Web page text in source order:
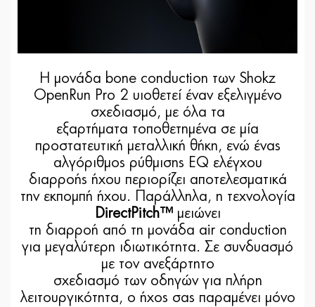
Η μονάδα bone conduction των Shokz
OpenRun Pro 2 υιοθετεί έναν εξελιγμένο
σχεδιασμό, με όλα τα
εξαρτήματα τοποθετημένα σε μία
προστατευτική μεταλλική θήκη, ενώ ένας
αλγόριθμος ρύθμισης EQ ελέγχου
διαρροής ήχου περιορίζει αποτελεσματικά
την εκπομπή ήχου. Παράλληλα, η τεχνολογία
DirectPitch™μειώνει
τη διαρροή από τη μονάδα air conduction
για μεγαλύτερη ιδιωτικότητα. Σε συνδυασμό
με τον ανεξάρτητο
σχεδιασμό των οδηγών για πλήρη
λειτουργικότητα, ο ήχος σας παραμένει μόνο